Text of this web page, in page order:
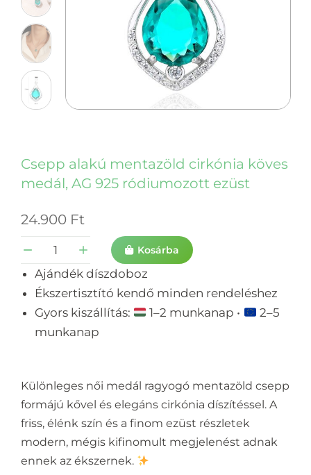
Csepp alakú mentazöld cirkónia köves
medál, AG 925 ródiumozott ezüst
24.900 Ft
Kosárba
Ajándék díszdoboz
Ékszertisztító kendő minden rendeléshez
Gyors kiszállítás:
1–2 munkanap •
2–5
munkanap
Különleges női medál ragyogó mentazöld csepp
formájú kővel és elegáns cirkónia díszítéssel. A
friss, élénk szín és a finom ezüst részletek
modern, mégis kifinomult megjelenést adnak
ennek az ékszernek.